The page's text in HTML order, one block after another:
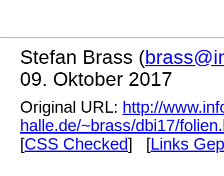
Stefan Brass (
09. Oktober 2017
Original URL: http://
halle.de/~brass/dbi17/
[CSS Checked] [Links